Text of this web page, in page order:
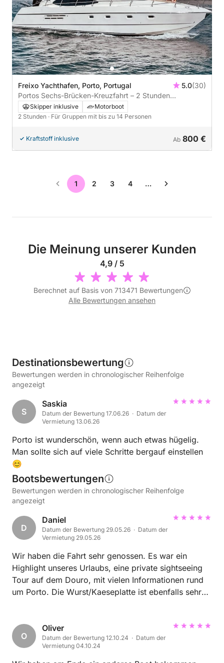
Freixo Yachthafen, Porto, Portugal 5.0(30)
Portos Sechs-Brücken-Kreuzfahrt – 2 Stunden
malerischer Flussblick und lokaler Charme
Skipper inklusive
Motorboot
2 Stunden · Für Gruppen mit bis zu 14 Personen
Kraftstoff inklusive Ab 800 €
1 2 3 4 …
Die Meinung unserer Kunden
4,9 / 5
Berechnet auf Basis von 713471 Bewertungen
Alle Bewertungen ansehen
Destinationsbewertung
Bewertungen werden in chronologischer Reihenfolge
angezeigt
S
Saskia
Datum der Bewertung 17.06.26 · Datum der
Vermietung 13.06.26
Porto ist wunderschön, wenn auch etwas hügelig.
Man sollte sich auf viele Schritte bergauf einstellen
😊
Bootsbewertungen
Bewertungen werden in chronologischer Reihenfolge
angezeigt
D
Daniel
Datum der Bewertung 29.05.26 · Datum der
Vermietung 29.05.26
Wir haben die Fahrt sehr genossen. Es war ein
Highlight unseres Urlaubs, eine private sightseeing
Tour auf dem Douro, mit vielen Informationen rund
um Porto. Die Wurst/Kaeseplatte ist ebenfalls sehr
O
Oliver
Datum der Bewertung 12.10.24 · Datum der
Vermietung 04.10.24